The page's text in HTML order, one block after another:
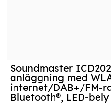
Soundmaster
anläggning med
internet/DAB+/FM-
Bluetooth®, LED-bely